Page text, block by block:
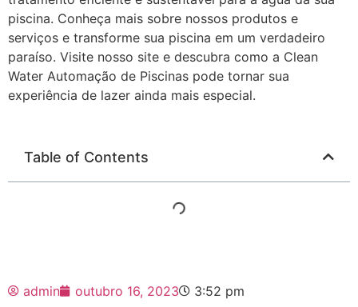
piscina. Conheça mais sobre nossos produtos e
serviços e transforme sua piscina em um verdadeiro
paraíso. Visite nosso site e descubra como a Clean
Water Automação de Piscinas pode tornar sua
experiência de lazer ainda mais especial.
Table of Contents
admin outubro 16, 2023 3:52 pm